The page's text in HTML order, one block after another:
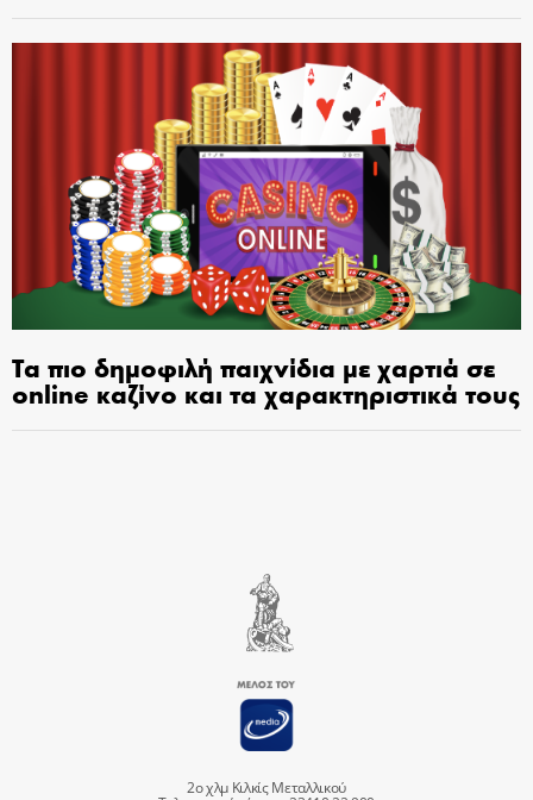
Τα πιο δημοφιλή παιχνίδια με χαρτιά σε
online καζίνο και τα χαρακτηριστικά τους
2ο χλμ Κιλκίς Μεταλλικού